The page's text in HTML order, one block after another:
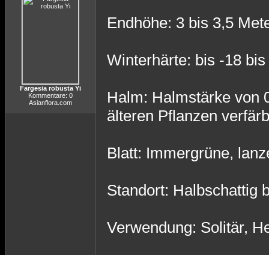
Fargesia robusta Yi
Kommentare: 0
Asianflora.com
Endhöhe: 3 bis 3,5
Winterhärte: bis -18 bis
Halm: Halmstärke von
älteren Pflanzen
Blatt: Immergrüne,
Standort: Halbschattig
Verwendung: Solitär,